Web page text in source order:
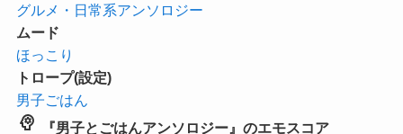
グルメ・日常系アンソロジー
ムード
ほっこり
トロープ(設定)
男子ごはん
psychology 『男子とごはんアンソロジー』のエモスコア